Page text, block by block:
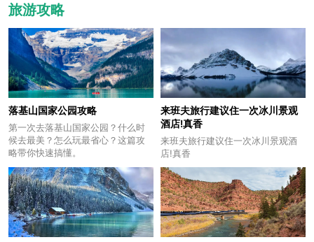
旅游攻略
落基山国家公园攻略
第一次去落基山国家公园？什么时
候去最美？怎么玩最省心？这篇攻
略带你快速搞懂。
来班夫旅行建议住一次冰川景观
酒店!真香
来班夫旅行建议住一次冰川景观酒
店!真香